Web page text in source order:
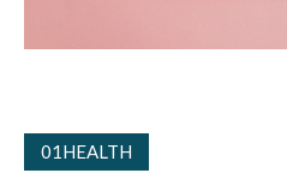
01HEALTH